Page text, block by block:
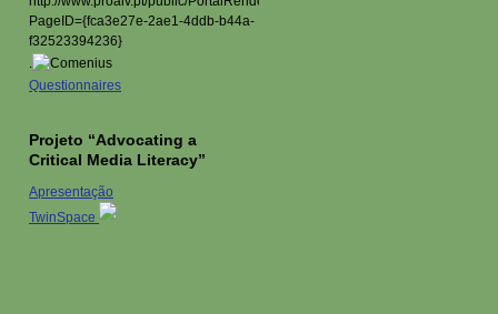
.
Questionnaires
Projeto “Advocating a
Critical Media Literacy”
Apresentação
TwinSpace